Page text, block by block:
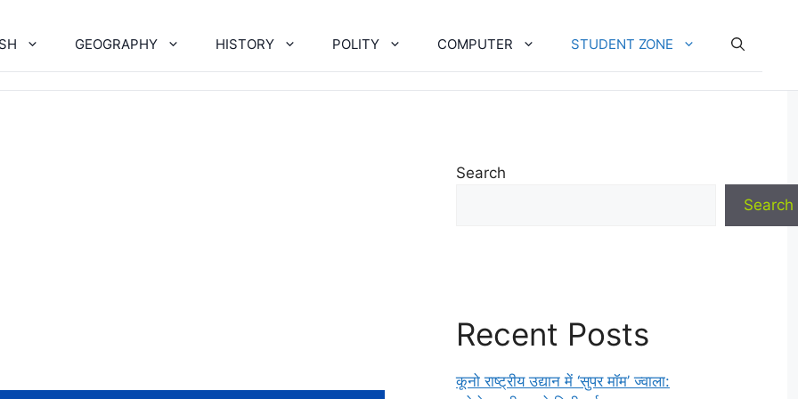
GEOGRAPHY HISTORY POLITY COMPUTER STUDENT ZONE
Search
Search
Recent Posts
कूनो राष्ट्रीय उद्यान में ‘सुपर मॉम’ ज्वाला: